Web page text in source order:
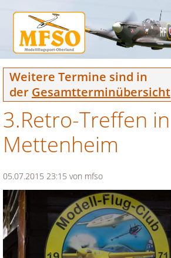
Weitere Termine sind in
der Gesamtterminübersicht
3.Retro-Treffen in
Mettenheim
05.07.2015 23:15 von mfso